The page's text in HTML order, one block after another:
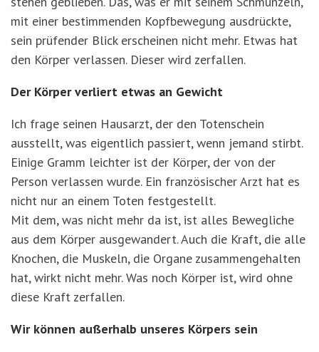
mit einer bestimmenden Kopfbewegung ausdrückte,
sein prüfender Blick erscheinen nicht mehr. Etwas hat
den Körper verlassen. Dieser wird zerfallen.
Der Körper verliert etwas an Gewicht
Ich frage seinen Hausarzt, der den Totenschein
ausstellt, was eigentlich passiert, wenn jemand stirbt.
Einige Gramm leichter ist der Körper, der von der
Person verlassen wurde. Ein französischer Arzt hat es
nicht nur an einem Toten festgestellt.
Mit dem, was nicht mehr da ist, ist alles Bewegliche
aus dem Körper ausgewandert. Auch die Kraft, die alle
Knochen, die Muskeln, die Organe zusammengehalten
hat, wirkt nicht mehr. Was noch Körper ist, wird ohne
diese Kraft zerfallen.
Wir können außerhalb unseres Körpers sein